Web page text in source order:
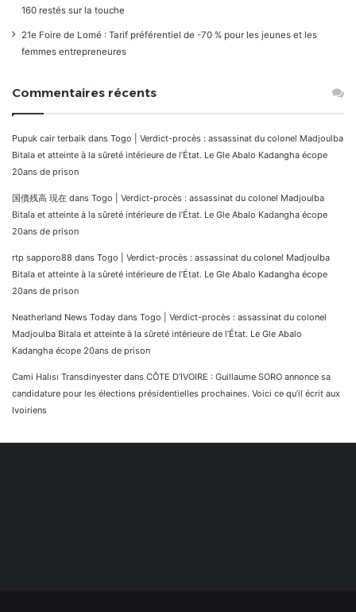
160 restés sur la touche
21e Foire de Lomé : Tarif préférentiel de -70 % pour les jeunes et les
femmes entrepreneures
Commentaires récents
Pupuk cair terbaik dans Togo | Verdict-procès : assassinat du colonel Madjoulba
Bitala et atteinte à la sûreté intérieure de l’État. Le Gle Abalo Kadangha écope
20ans de prison
国債残高 現在 dans Togo | Verdict-procès : assassinat du colonel Madjoulba
Bitala et atteinte à la sûreté intérieure de l’État. Le Gle Abalo Kadangha écope
20ans de prison
rtp sapporo88 dans Togo | Verdict-procès : assassinat du colonel Madjoulba
Bitala et atteinte à la sûreté intérieure de l’État. Le Gle Abalo Kadangha écope
20ans de prison
Neatherland News Today dans Togo | Verdict-procès : assassinat du colonel
Madjoulba Bitala et atteinte à la sûreté intérieure de l’État. Le Gle Abalo
Kadangha écope 20ans de prison
Cami Halısı Transdinyester dans CÔTE D’IVOIRE : Guillaume SORO annonce sa
candidature pour les élections présidentielles prochaines. Voici ce qu’il écrit aux
Ivoiriens